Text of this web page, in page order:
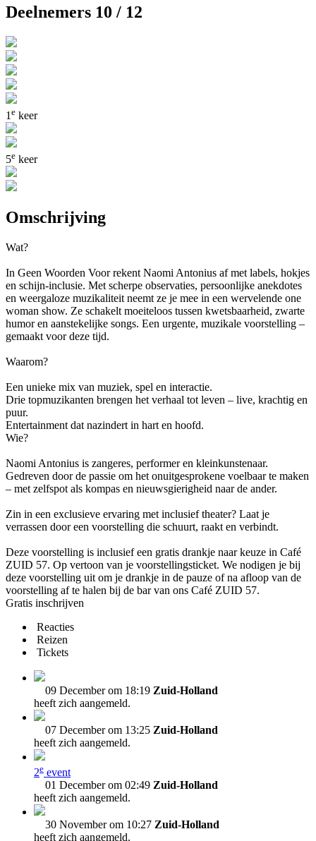
Deelnemers 10 / 12
1 e keer
5e keer
Omschrijving
Wat?
In Geen Woorden Voor rekent Naomi Antonius af met labels, hokjes
en schijn-inclusie. Met scherpe observaties, persoonlijke anekdotes
en weergaloze muzikaliteit neemt ze je mee in een wervelende one
woman show. Ze schakelt moeiteloos tussen kwetsbaarheid, zwarte
humor en aanstekelijke songs. Een urgente, muzikale voorstelling –
gemaakt voor deze tijd.
Waarom?
Een unieke mix van muziek, spel en interactie.
Drie topmuzikanten brengen het verhaal tot leven – live, krachtig en
puur.
Entertainment dat nazindert in hart en hoofd.
Wie?
Naomi Antonius is zangeres, performer en kleinkunstenaar.
Gedreven door de passie om het onuitgesprokene voelbaar te maken
– met zelfspot als kompas en nieuwsgierigheid naar de ander.
Zin in een exclusieve ervaring met inclusief theater? Laat je
verrassen door een voorstelling die schuurt, raakt en verbindt.
Deze voorstelling is inclusief een gratis drankje naar keuze in Café
ZUID 57. Op vertoon van je voorstellingsticket. We nodigen je bij
deze voorstelling uit om je drankje in de pauze of na afloop van de
voorstelling af te halen bij de bar van ons Café ZUID 57.
Gratis inschrijven
Reacties
Reizen
Tickets
09 December om 18:19 Zuid-Holland
heeft zich aangemeld.
07 December om 13:25 Zuid-Holland
heeft zich aangemeld.
2e event
01 December om 02:49 Zuid-Holland
heeft zich aangemeld.
30 November om 10:27 Zuid-Holland
heeft zich aangemeld.